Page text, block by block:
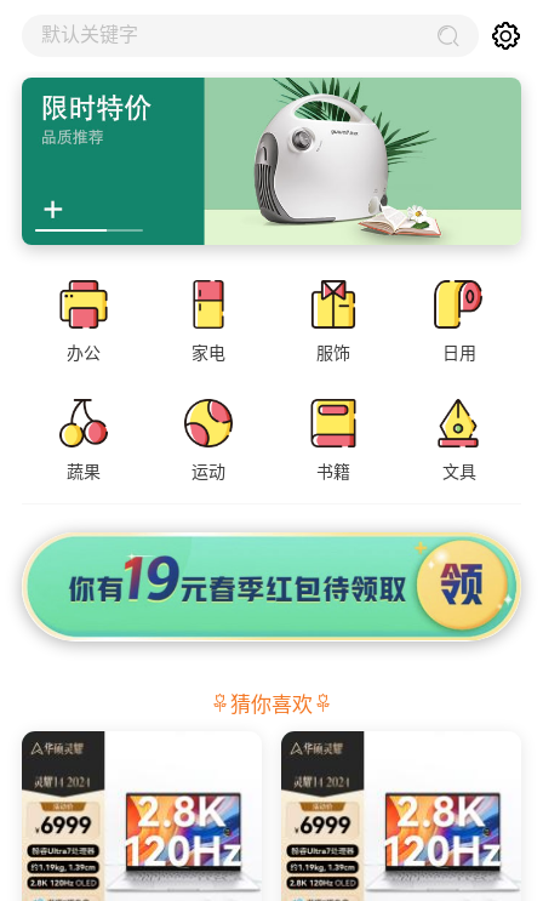
默认关键字
办公 家电 服饰 日用
蔬果 运动 书籍 文具
猜你喜欢